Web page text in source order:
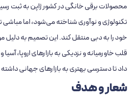
محصولات برقی خانگی در کشور ژاپن به ثبت
تکنولوژی و نوآوری شناخته می‌شود، اما
خود را به دبی منتقل کند. این تصمیم به دلیل
قلب خاورمیانه و نزدیکی به بازارهای اروپا،
داد تا دسترسی بهتری به بازارهای جهانی
شعار و هدف